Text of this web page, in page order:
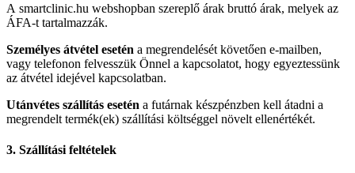
A smartclinic.hu webshopban szereplő árak bruttó árak, melyek az
ÁFA-t tartalmazzák.
Személyes átvétel esetén a megrendelését követően e-mailben,
vagy telefonon felvesszük Önnel a kapcsolatot, hogy egyeztessünk
az átvétel idejével kapcsolatban.
Utánvétes szállítás esetén a futárnak készpénzben kell átadni a
megrendelt termék(ek) szállítási költséggel növelt ellenértékét.
3. Szállítási feltételek